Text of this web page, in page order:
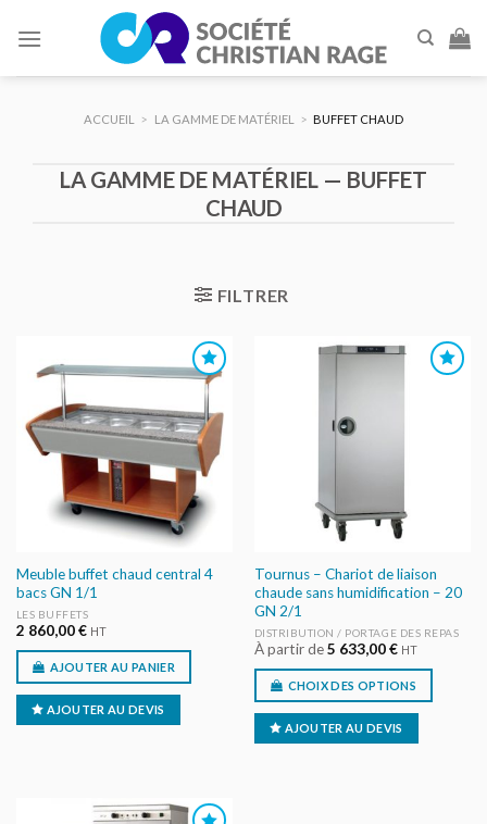
ACCUEIL > LA GAMME DE MATÉRIEL > BUFFET CHAUD
LA GAMME DE MATÉRIEL — BUFFET
CHAUD
FILTRER
AU DEVIS
Meuble buffet chaud central 4
bacs GN 1/1
LES BUFFETS
2 860,00€ HT
AJOUTER AU PANIER
AJOUTER AU DEVIS
Tournus – Chariot de liaison
chaude sans humidification – 20
GN 2/1
DISTRIBUTION / PORTAGE DES REPAS
À partir de5 633,00€ HT
CHOIX DES OPTIONS
AJOUTER AU DEVIS